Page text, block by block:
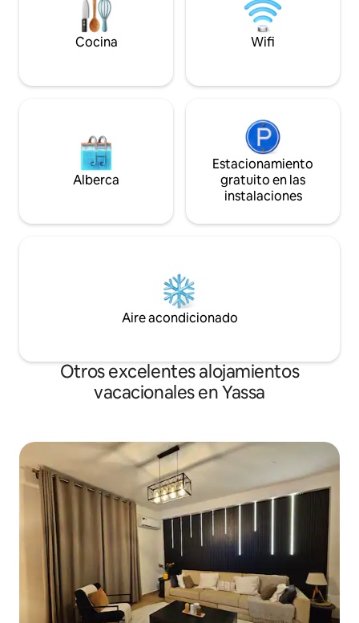
aire acondicionado) 💧 Agua continua a
través de perforación 🔥 Agua caliente 🌐
Wifi a través de fibra óptica ❄️ Aire
suplemento. Posibilidad de transformar
en 3 habitaciones
Cocina Wifi
Alberca
Estacionamiento
gratuito en las
instalaciones
Aire acondicionado
Otros excelentes alojamientos
vacacionales en Yassa